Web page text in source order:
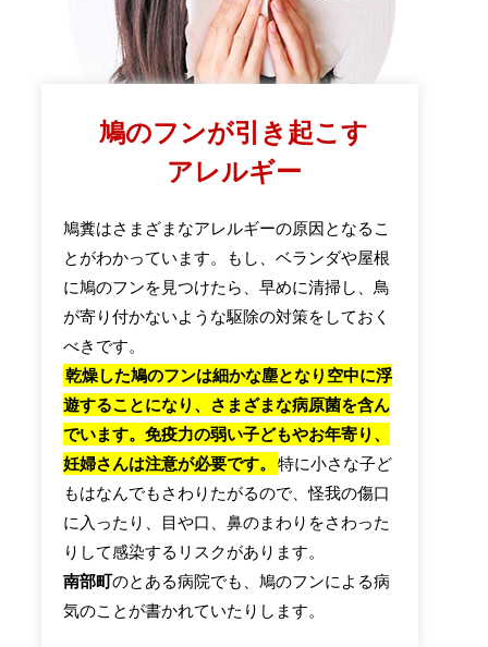
鳩のフンが引き起こす
アレルギー
鳩糞はさまざまなアレルギーの原因となるこ
とがわかっています。もし、ベランダや屋根
に鳩のフンを見つけたら、早めに清掃し、鳥
が寄り付かないような駆除の対策をしておく
べきです。
乾燥した鳩のフンは細かな塵となり空中に浮
遊することになり、さまざまな病原菌を含ん
でいます。免疫力の弱い子どもやお年寄り、
妊婦さんは注意が必要です。
特に小さな子ど
もはなんでもさわりたがるので、怪我の傷口
に入ったり、目や口、鼻のまわりをさわった
りして感染するリスクがあります。
南部町のとある病院でも、鳩のフンによる病
気のことが書かれていたりします。